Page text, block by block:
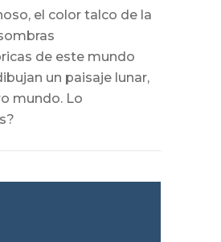
el color talco de la
de este mundo
un paisaje lunar,
mundo. Lo